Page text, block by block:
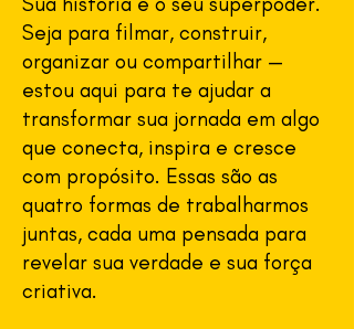
Seja para filmar, construir,
organizar ou compartilhar —
estou aqui para te ajudar a
transformar sua jornada em algo
que conecta, inspira e cresce
com propósito. Essas são as
quatro formas de trabalharmos
juntas, cada uma pensada para
revelar sua verdade e sua força
criativa.